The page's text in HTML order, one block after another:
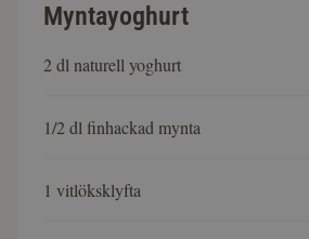
Myntayoghurt
2 dl naturell yoghurt
1/2 dl finhackad mynta
1 vitlöksklyfta